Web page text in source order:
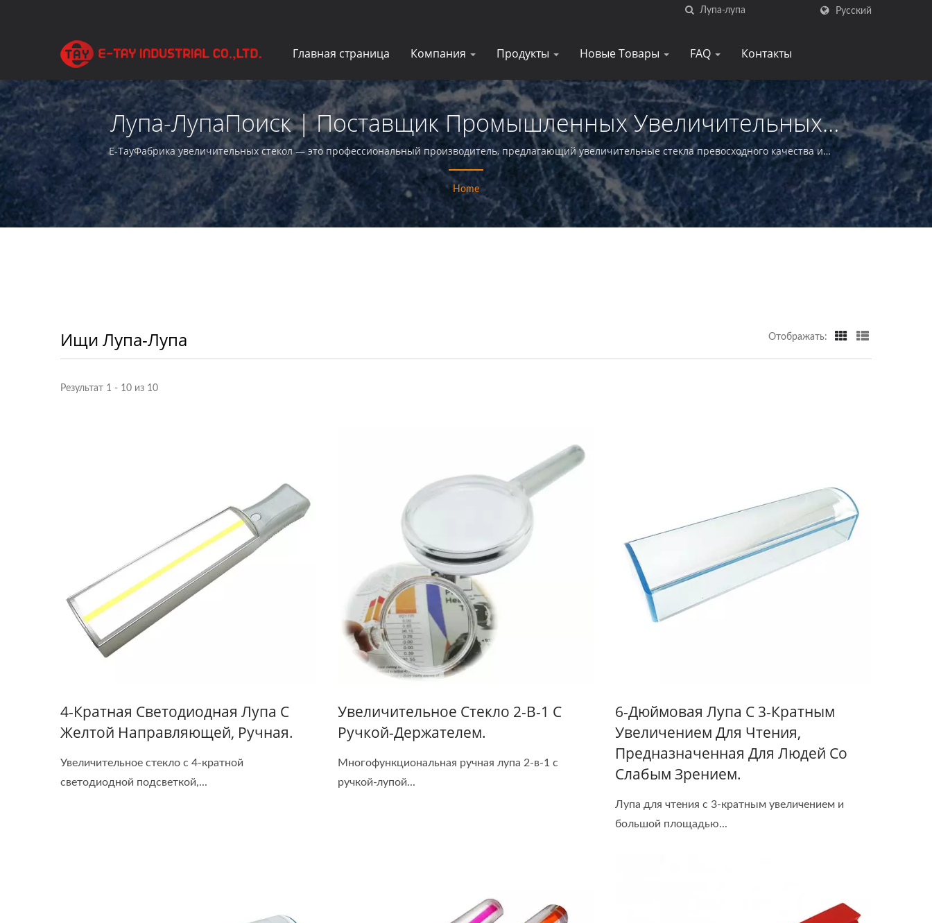
Русский
Главная страница Компания Продукты Новые Товары FAQ Контакты
Лупа-ЛупаПоиск | Поставщик Промышленных Увеличительных
Стекол |E-Tay
E-TayФабрика увеличительных стекол — это профессиональный производитель, предлагающий увеличительные стекла превосходного качества и
обеспечивающий безупречное обслуживание своих клиентов.
Home
Ищи Лупа-Лупа Отображать:
Результат 1 - 10 из 10
4-Кратная Светодиодная Лупа С
Желтой Направляющей, Ручная.
Увеличительное стекло с 4-кратной
светодиодной подсветкой,...
Увеличительное Стекло 2-В-1 С
Ручкой-Держателем.
Многофункциональная ручная лупа 2-в-1 с
ручкой-лупой...
6-Дюймовая Лупа С 3-Кратным
Увеличением Для Чтения,
Предназначенная Для Людей Со
Слабым Зрением.
Лупа для чтения с 3-кратным увеличением и
большой площадью...